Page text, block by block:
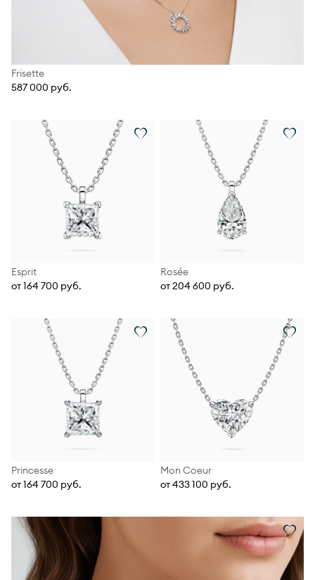
Frisette
587 000 руб.
Esprit
от 164 700 руб.
Rosée
от 204 600 руб.
Princesse
от 164 700 руб.
Mon Coeur
от 433 100 руб.